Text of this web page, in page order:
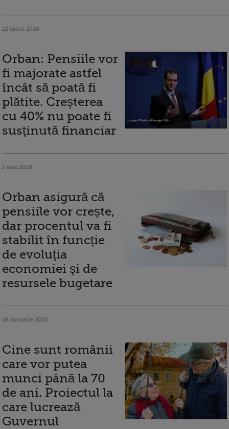
22 iunie 2020
Orban: Pensiile vor
fi majorate astfel
încât să poată fi
plătite. Creşterea
cu 40% nu poate fi
susţinută financiar
5 mai 2020
Orban asigură că
pensiile vor crește,
dar procentul va fi
stabilit în funcție
de evoluţia
economiei şi de
resursele bugetare
10 ianuarie 2020
Cine sunt românii
care vor putea
munci până la 70
de ani. Proiectul la
care lucrează
Guvernul